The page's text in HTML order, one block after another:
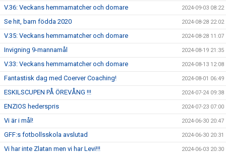
V.36: Veckans hemmamatcher och domare 2024-09-03 08:22
Se hit, barn födda 2020 2024-08-28 22:02
V.35: Veckans hemmamatcher och domare 2024-08-28 11:07
Invigning 9-mannamål 2024-08-19 21:35
V.33: Veckans hemmamatcher och domare 2024-08-13 12:08
Fantastisk dag med Coerver Coaching! 2024-08-01 06:49
ESKILSCUPEN PÅ ÖREVÅNG !!! 2024-07-24 09:38
ENZIOS hederspris 2024-07-23 07:00
Vi är i mål! 2024-06-30 20:47
GFF:s fotbollsskola avslutad 2024-06-30 20:31
Vi har inte Zlatan men vi har Levi!!! 2024-06-03 20:30